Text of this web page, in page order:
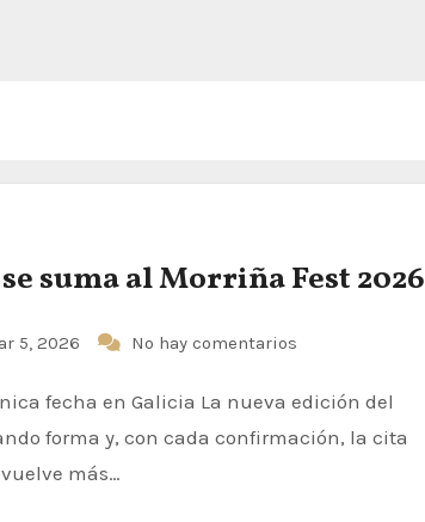
suma al Morriña Fest 2026
5, 2026 No hay comentarios
forma y, con cada confirmación, la cita
más…